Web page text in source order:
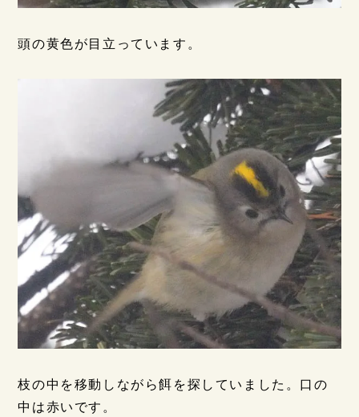
頭の黄色が目立っています。
枝の中を移動しながら餌を探していました。口の
中は赤いです。